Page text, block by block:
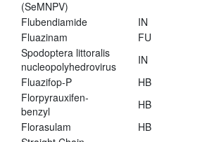
(SeMNPV)
Flubendiamide IN
Fluazinam
FU
Spodoptera littoralis
nucleopolyhedrovirus
IN
Fluazifop-P
HB
Florpyrauxifen-
benzyl
HB
Florasulam
HB